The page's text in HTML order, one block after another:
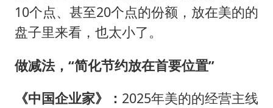
10个点、甚至20个点的份额，放在美的的
盘子里来看，也太小了。
做减法，“简化节约放在首要位置”
《中国企业家》： 2025年美的的经营主线